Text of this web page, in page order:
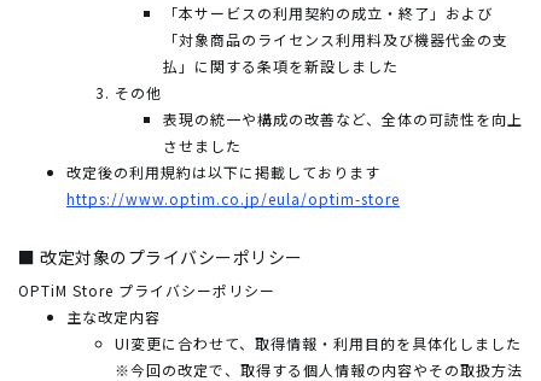
「本サービスの利用契約の成立・終了」および
「対象商品のライセンス利用料及び機器代金の支
払」に関する条項を新設しました
その他
表現の統一や構成の改善など、全体の可読性を向上
させました
改定後の利用規約は以下に掲載しております
https://www.optim.co.jp/eula/optim-store
■ 改定対象のプライバシーポリシー
OPTiM Store プライバシーポリシー
主な改定内容
UI変更に合わせて、取得情報・利用目的を具体化しました
※今回の改定で、取得する個人情報の内容やその取扱方法